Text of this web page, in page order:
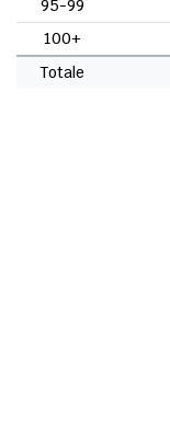
95-99
100+
Totale